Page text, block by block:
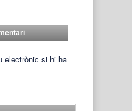
electrònic si hi ha